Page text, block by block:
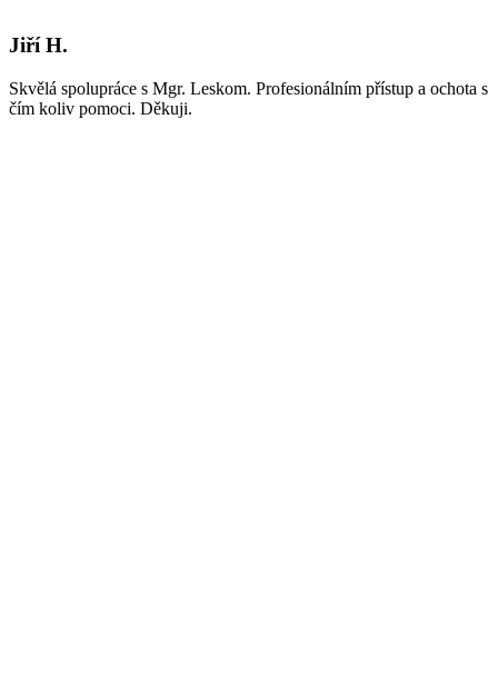
Jiří H.
Skvělá spolupráce s Mgr. Leskom. Profesionálním přístup a ochota s
čím koliv pomoci. Děkuji.